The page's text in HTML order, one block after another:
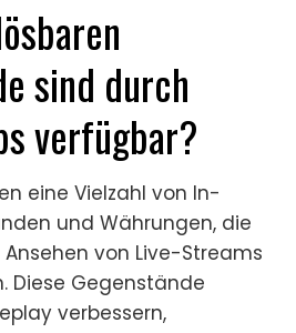
sind durch
verfügbar?
eine Vielzahl von In-
und Währungen, die
von Live-Streams
Diese Gegenstände
verbessern,